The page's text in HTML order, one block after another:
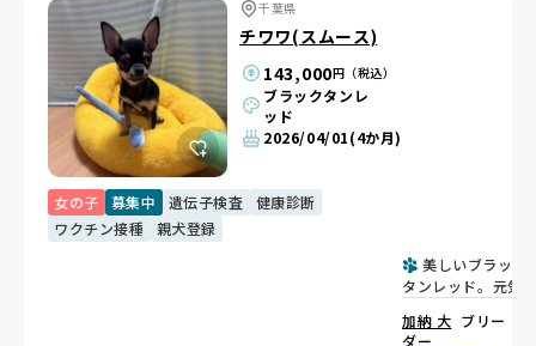
千葉県
チワワ(スムース)
143,000円（税込）
ブラックタンレ
ッド
2026/04/01(4か月)
女の子 募集中 遺伝子検査
健康診断
ワクチン接種
親犬登録
美しいブラック
タンレッド。元気
子💕
加納 大 ブリー
ダー